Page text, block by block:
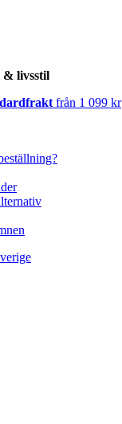
& livsstil
från 1 099 kr